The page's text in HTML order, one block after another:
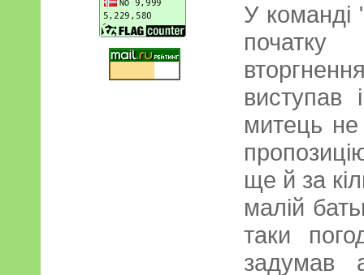
У команді
виступав
митець не
ще й за
малій
таки
задумав